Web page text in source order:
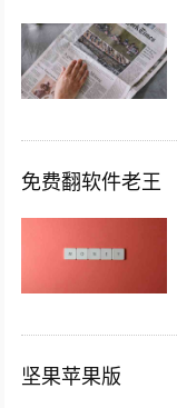
免费翻软件老王
坚果苹果版